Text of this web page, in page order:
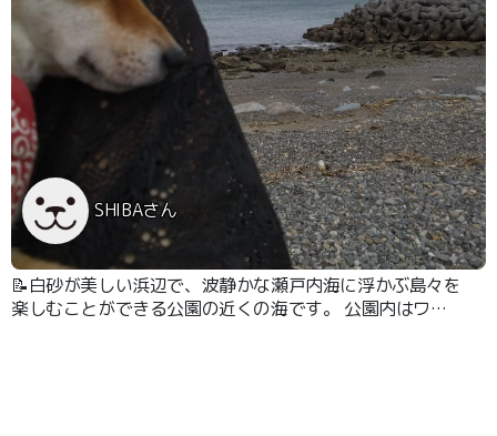
SHIBAさん
📝白砂が美しい浜辺で、波静かな瀬戸内海に浮かぶ島々を
楽しむことができる公園の近くの海です。 公園内はワン